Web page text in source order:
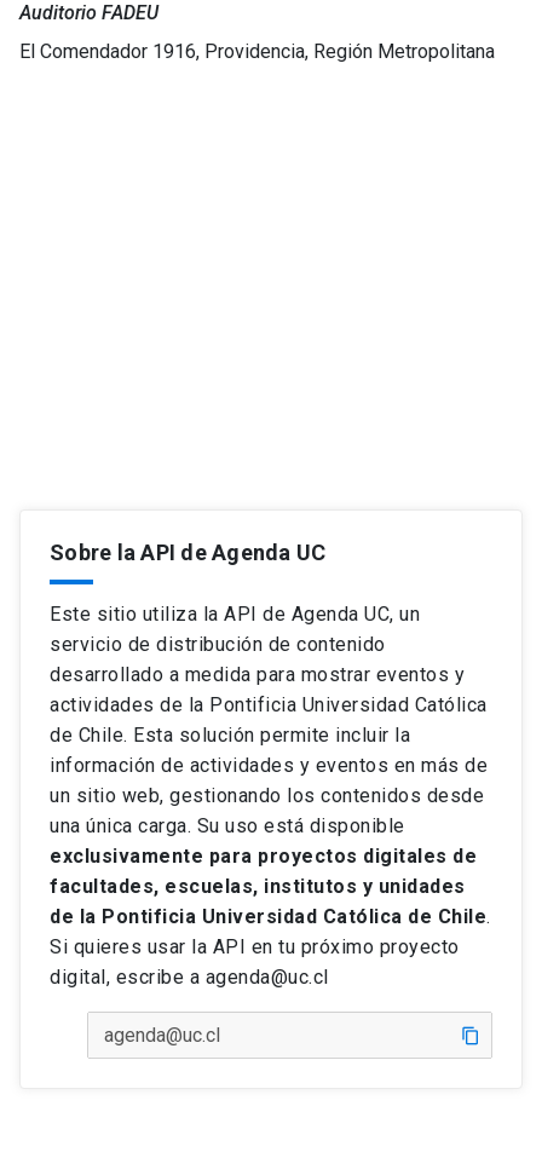
Auditorio FADEU
El Comendador 1916, Providencia, Región Metropolitana
Sobre la API de Agenda UC
Este sitio utiliza la API de Agenda UC, un
servicio de distribución de contenido
desarrollado a medida para mostrar eventos y
actividades de la Pontificia Universidad Católica
de Chile. Esta solución permite incluir la
información de actividades y eventos en más de
un sitio web, gestionando los contenidos desde
una única carga. Su uso está disponible
exclusivamente para proyectos digitales de
facultades, escuelas, institutos y unidades
de la Pontificia Universidad Católica de Chile.
Si quieres usar la API en tu próximo proyecto
digital, escribe a agenda@uc.cl
content_copy